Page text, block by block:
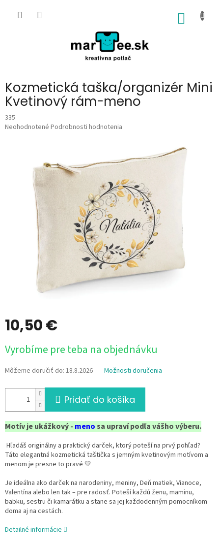
Kozmetická taška/organizér Mini
Kvetinový rám-meno
335
Priemerné
hviezdičiek.
Neohodnotené Podrobnosti hodnotenia
10,50 €
cena:
Vyrobíme pre teba na objednávku
Môžeme doručiť do: 18.8.2026 Možnosti doručenia
Pridať do košíka
Motív je ukážkový - menosa upraví podľa vášho výberu.
Hľadáš originálny a praktický darček, ktorý poteší na prvý pohľad?
Táto elegantná kozmetická taštička s jemným kvetinovým motívom a
menom je presne to pravé 💛
Je ideálna ako darček na narodeniny, meniny, Deň matiek, Vianoce,
Valentína alebo len tak – pre radosť. Poteší každú ženu, maminu,
babku, sestru či kamarátku a stane sa jej každodenným pomocníkom
doma aj na cestách.
Detailné informácie